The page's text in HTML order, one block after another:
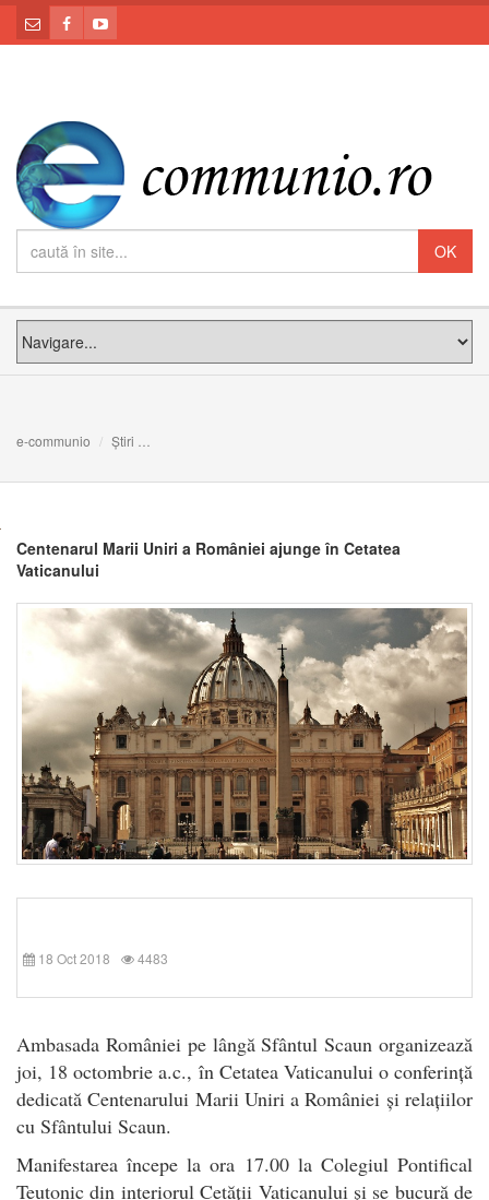
e-communio Știri
Centenarul Marii Uniri a României ajunge în Cetatea
Vaticanului
18 Oct 2018 4483
Ambasada României pe lângă Sfântul Scaun organizează
joi, 18 octombrie a.c., în Cetatea Vaticanului o conferință
dedicată Centenarului Marii Uniri a României și relațiilor
cu Sfântului Scaun.
Manifestarea începe la ora 17.00 la Colegiul Pontifical
Teutonic din interiorul Cetății Vaticanului și se bucură de